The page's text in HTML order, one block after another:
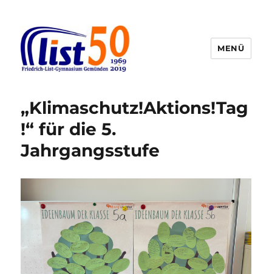
MENÜ
„Klimaschutz!Aktions!Tag
!“ für die 5.
Jahrgangsstufe